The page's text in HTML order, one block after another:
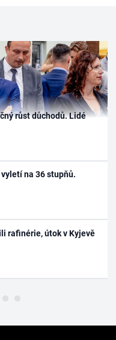
růst důchodů. Lidé
na 36 stupňů.
rafinérie, útok v Kyjevě